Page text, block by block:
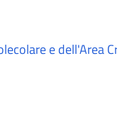
e dell'Area